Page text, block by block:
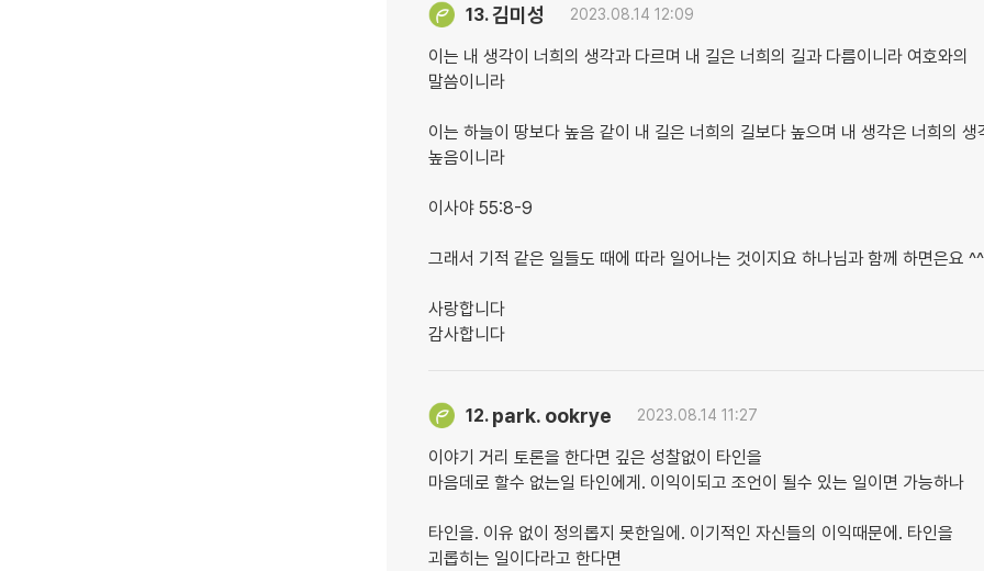
13.김미성 2023.08.14 12:09
이는 내 생각이 너희의 생각과 다르며 내 길은 너희의 길과 다름이니라 여호와의
말씀이니라
이는 하늘이 땅보다 높음 같이 내 길은 너희의 길보다 높으며 내 생각은 너희의 생
높음이니라
이사야 55:8-9
그래서 기적 같은 일들도 때에 따라 일어나는 것이지요 하나님과 함께 하면은요 ^^
사랑합니다
감사합니다
12. park. ookrye 2023.08.14 11:27
이야기 거리 토론을 한다면 깊은 성찰없이 타인을
마음데로 할수 없는일 타인에게. 이익이되고 조언이 될수 있는 일이면 가능하나
타인을. 이유 없이 정의롭지 못한일에. 이기적인 자신들의 이익때문에. 타인을
괴롭히는 일이다라고 한다면